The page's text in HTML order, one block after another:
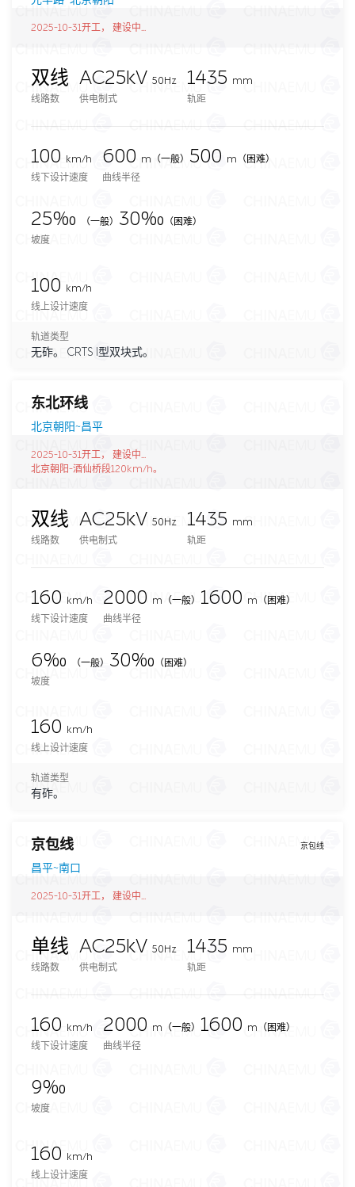
2025-10-31开工， 建设中...
双线
线路数
AC25kV 50Hz
供电制式
1435 mm
轨距
100
km/h
线下设计速度
600 m （一般） 500 m（困难）
曲线半径
25‰ （一般） 30‰ （困难）
坡度
100
km/h
线上设计速度
轨道类型
无砟。 CRTS I型双块式。
东北环线
北京朝阳~昌平
2025-10-31开工， 建设中...
北京朝阳-酒仙桥段120km/h。
双线
线路数
AC25kV 50Hz
供电制式
1435 mm
轨距
160
km/h
线下设计速度
2000 m （一般） 1600 m（困难）
曲线半径
6‰ （一般） 30‰ （困难）
坡度
160
km/h
线上设计速度
轨道类型
有砟。
京包线
京包线
昌平~南口
2025-10-31开工， 建设中...
单线
线路数
AC25kV 50Hz
供电制式
1435 mm
轨距
160
km/h
线下设计速度
2000 m （一般） 1600 m（困难）
曲线半径
9‰
坡度
160
km/h
线上设计速度